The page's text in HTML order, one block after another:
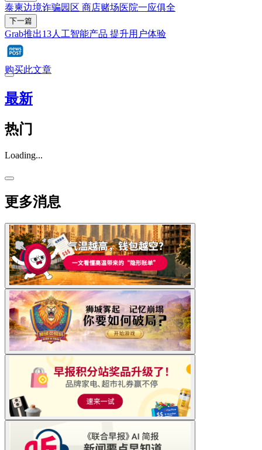
泰柬边境诈骗园区 商店赌场医院一应俱全
下一篇
Grab推出13人工智能产品 提升用户体验
购买此文章
最新
热门
Loading...
更多消息